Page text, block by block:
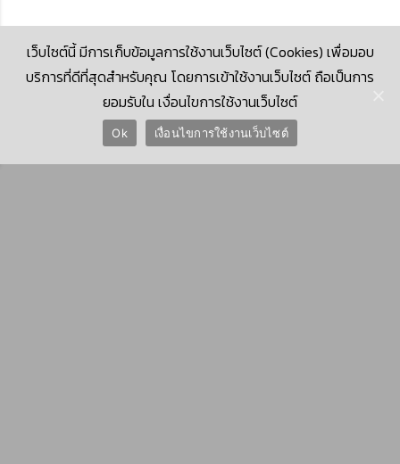
© 2026 Krungthai Computer Services Co., Ltd. (KTCS)
เว็บไซต์นี้ มีการเก็บข้อมูลการใช้งานเว็บไซต์ (Cookies) เพื่อมอบ
บริการที่ดีที่สุดสำหรับคุณ โดยการเข้าใช้งานเว็บไซต์ ถือเป็นการ
ยอมรับใน เงื่อนไขการใช้งานเว็บไซต์
Ok เงื่อนไขการใช้งานเว็บไซต์